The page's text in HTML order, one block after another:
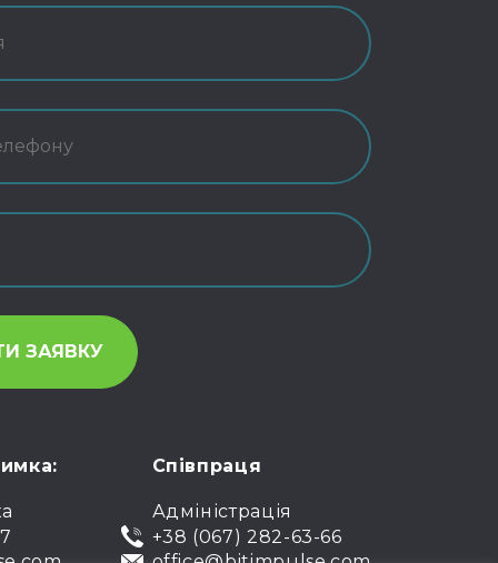
Співпраця
Адміністрація
+38 (067) 282-63-66